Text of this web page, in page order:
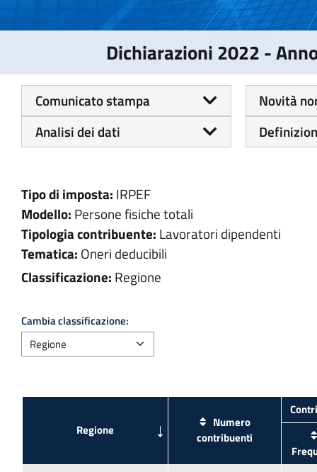
Dichiarazioni 2022 -
Comunicato stampa
Novità
Analisi dei dati
Tipo di imposta: IRPEF
Modello: Persone fisiche totali
Tipologia contribuente: Lavoratori dipendenti
Tematica: Oneri deducibili
Classificazione: Regione
Cambia classificazione:
Numero